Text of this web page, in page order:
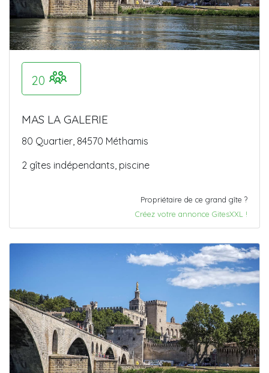
20
MAS LA GALERIE
80 Quartier, 84570 Méthamis
2 gîtes indépendants, piscine
Propriétaire de ce grand gîte ?
Créez votre annonce GitesXXL !